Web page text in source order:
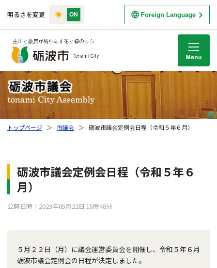
明るさを変更 Foreign Language
トップページ ＞ 市議会 ＞ 砺波市議会定例会日程（令和５年６月）
砺波市議会定例会日程（令和５年６
月）
公開日時：2023年05月22日 15時48分
５月２２日（月）に議会運営委員会を開催し、令和５年６月
砺波市議会定例会の日程が決定しました。